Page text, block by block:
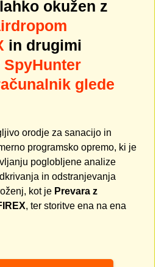
okužen z
in drugimi
SpyHunter
glede
orodje za sanacijo in
programsko opremo, ki je
poglobljene analize
in odstranjevanja
kot je Prevara z
, ter storitve ena na ena